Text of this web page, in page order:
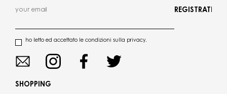
ho letto ed accettato le condizioni sulla privacy.
REGISTRATI
SHOPPING